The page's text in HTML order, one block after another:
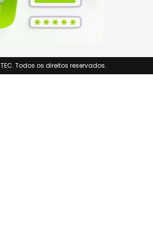
Todos os direitos reservados.